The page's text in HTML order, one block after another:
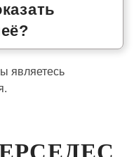
являетесь